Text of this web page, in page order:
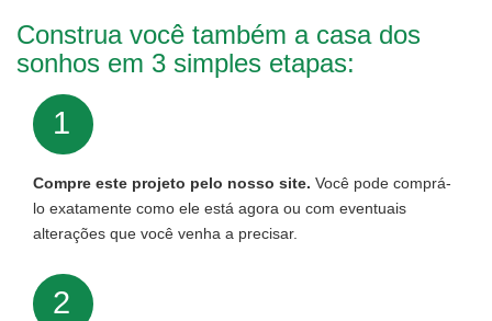
Construa você também a casa dos
sonhos em 3 simples etapas:
1
Compre este projeto pelo nosso site. Você pode comprá-
lo exatamente como ele está agora ou com eventuais
alterações que você venha a precisar.
2